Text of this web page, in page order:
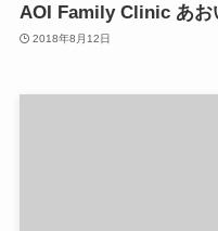
AOI Family Clinic あお
2018年8月12日